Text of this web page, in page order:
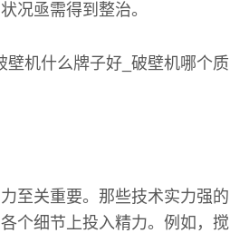
况亟需得到整治。
至关重要。那些技术实力强的
个细节上投入精力。例如，搅